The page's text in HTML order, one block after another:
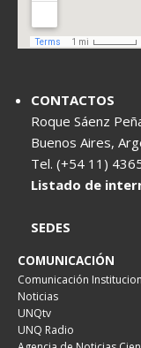
CONTACTOS
Roque Sáenz
Buenos Aires,
Tel. (+54 11)
Listado de
SEDES
COMUNICACIÓN
Comunicación
Noticias
UNQtv
UNQ Radio